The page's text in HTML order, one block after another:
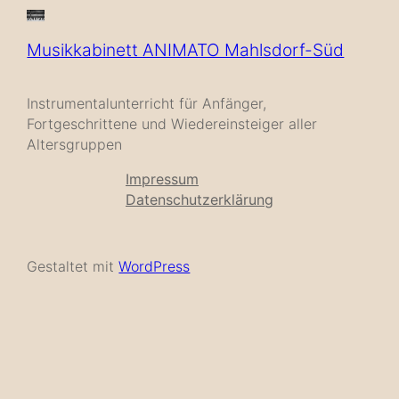
Musikkabinett ANIMATO Mahlsdorf-Süd
Instrumentalunterricht für Anfänger,
Fortgeschrittene und Wiedereinsteiger aller
Altersgruppen
Impressum
Datenschutzerklärung
Gestaltet mitWordPress